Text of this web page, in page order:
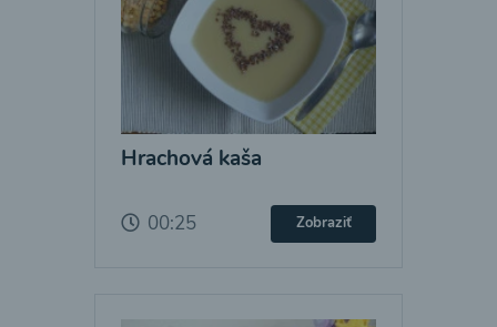
Hrachová kaša
00:25 Zobraziť